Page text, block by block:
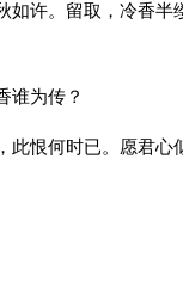
如许。留取，冷香半
谁为传？
恨何时已。愿君心